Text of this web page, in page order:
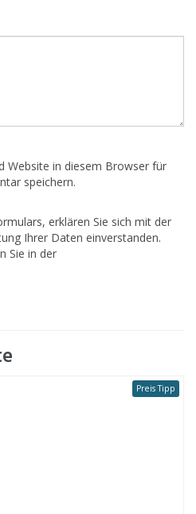
Website in diesem Browser für
speichern.
erklären Sie sich mit der
Ihrer Daten einverstanden.
Sie in der
Preis Tipp